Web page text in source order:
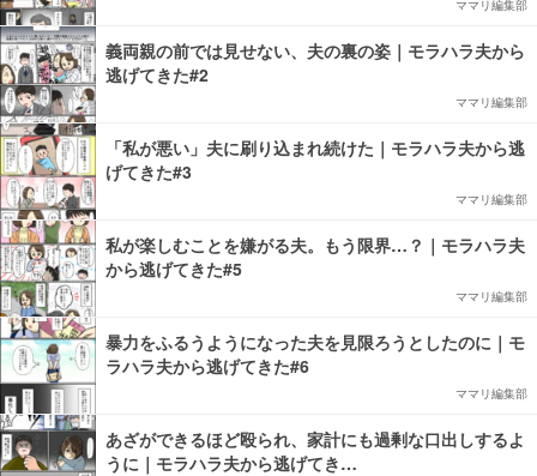
ママリ編集部
義両親の前では見せない、夫の裏の姿｜モラハラ夫から
逃げてきた#2
ママリ編集部
「私が悪い」夫に刷り込まれ続けた｜モラハラ夫から逃
げてきた#3
ママリ編集部
私が楽しむことを嫌がる夫。もう限界…？｜モラハラ夫
から逃げてきた#5
ママリ編集部
暴力をふるうようになった夫を見限ろうとしたのに｜モ
ラハラ夫から逃げてきた#6
ママリ編集部
あざができるほど殴られ、家計にも過剰な口出しするよ
うに｜モラハラ夫から逃げてき…